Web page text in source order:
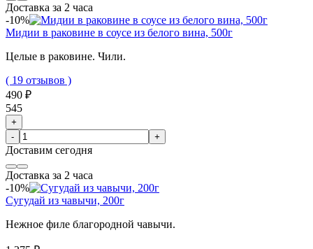
Доставка за 2 часа
-10%
Мидии в раковине в соусе из белого вина, 500г
Целые в раковине. Чили.
( 19 отзывов )
490 ₽
545
+
-
+
Доставим сегодня
Доставка за 2 часа
-10%
Сугудай из чавычи, 200г
Нежное филе благородной чавычи.